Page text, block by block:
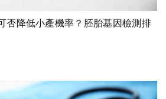
否降低小產機率？胚胎基因檢測排